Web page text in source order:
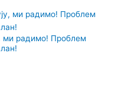
ми радимо! Проблем